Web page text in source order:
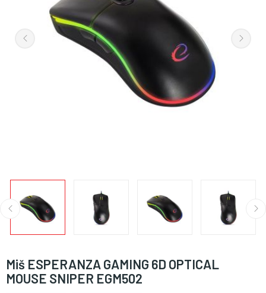
Miš ESPERANZA GAMING 6D OPTICAL
MOUSE SNIPER EGM502